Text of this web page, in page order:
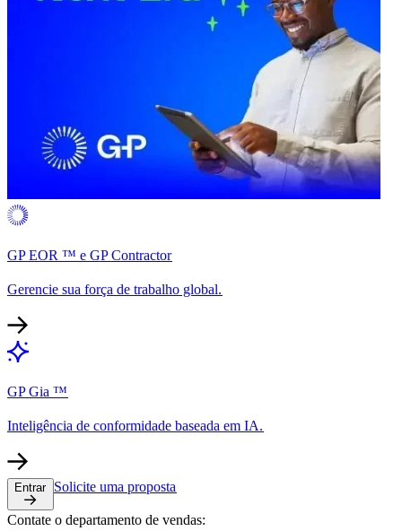
GP EOR ™ e GP Contractor​​
Gerencie sua força de trabalho global.​​
GP Gia ™​​
Inteligência de conformidade baseada em IA.​​
Entrar​​ Solicite uma proposta​​
Contate o departamento de vendas:​​